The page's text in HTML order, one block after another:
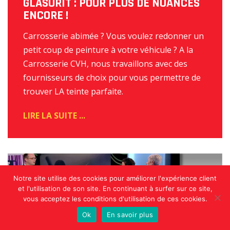
GLASURIT : POUR PLUS DE NUANCES
ENCORE !
Carrosserie abimée ? Vous voulez redonner un
petit coup de peinture à votre véhicule ? A la
Carrosserie CVH, nous travaillons avec des
fournisseurs de choix pour vous permettre de
trouver LA teinte parfaite.
Notre site utilise des cookies pour améliorer l'expérience client
et l'utilisation de son site. En continuant à surfer sur ce site,
vous acceptez les conditions d'utilisation de ces cookies.
Ok
En savoir plus